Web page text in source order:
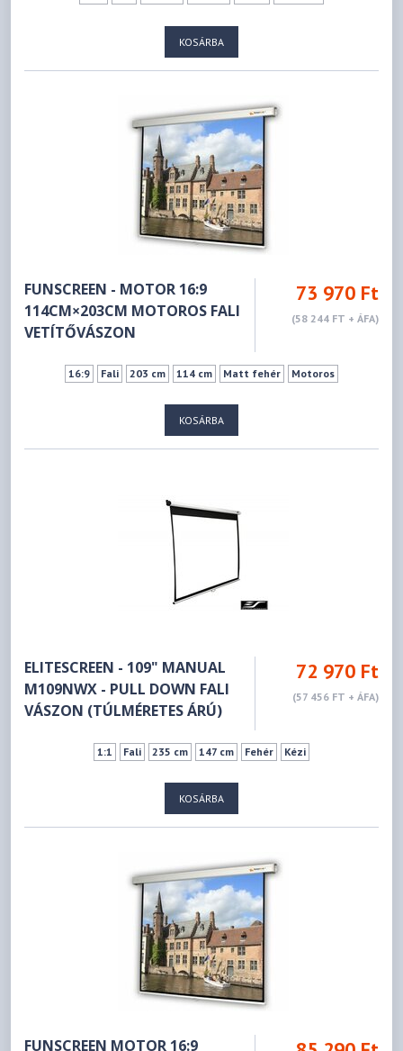
KOSÁRBA
FUNSCREEN - MOTOR 16:9
114CM×203CM MOTOROS FALI
VETÍTŐVÁSZON
73 970 Ft
(58 244 FT + ÁFA)
16:9 Fali 203 cm 114 cm Matt fehér Motoros
KOSÁRBA
ELITESCREEN - 109" MANUAL
M109NWX - PULL DOWN FALI
VÁSZON (TÚLMÉRETES ÁRÚ)
72 970 Ft
(57 456 FT + ÁFA)
1:1 Fali 235 cm 147 cm Fehér Kézi
KOSÁRBA
FUNSCREEN MOTOR 16:9